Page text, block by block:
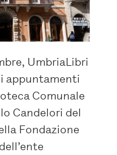
UmbriaLibri
appuntamenti
Comunale
Candelori del
Fondazione